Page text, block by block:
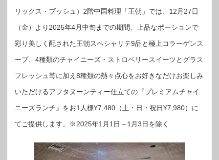
リックス・ブッシュ）2階中国料理「王朝」では、12月27日
（金）より2025年4月中旬までの期間、上品なポーションで
彩り美しく配された王朝スペシャリテ9品と極上コラーゲンス
ープ、4種類のチャイニーズ・ストロベリースイーツとグラス
フレッシュ苺に加え8種類の熱々点心をお好きなだけお楽しみ
いただけるアフタヌーンティー仕立ての『プレミアムチャイ
ニーズランチ』をお1人様¥7,480（土・日・祝日¥7,980）に
てご提供します。※2025年1月1日～1月3日を除く